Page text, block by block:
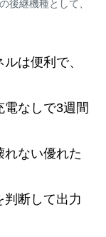
後継機種として、
は便利で、
なしで3週間
ない優れた
断して出力